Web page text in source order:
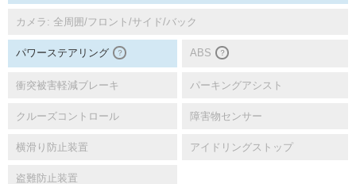
カメラ: 全周囲/フロント/サイド/バック
パワーステアリング ？ ABS ？
衝突被害軽減ブレーキ パーキングアシスト
クルーズコントロール 障害物センサー
横滑り防止装置 アイドリングストップ
盗難防止装置